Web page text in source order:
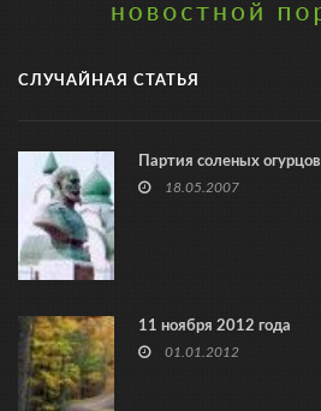
СЛУЧАЙНАЯ СТАТЬЯ
Партия соленых огурцов
18.05.2007
11 ноября 2012 года
01.01.2012